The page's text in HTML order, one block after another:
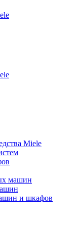
Miele
машин
и шкафов